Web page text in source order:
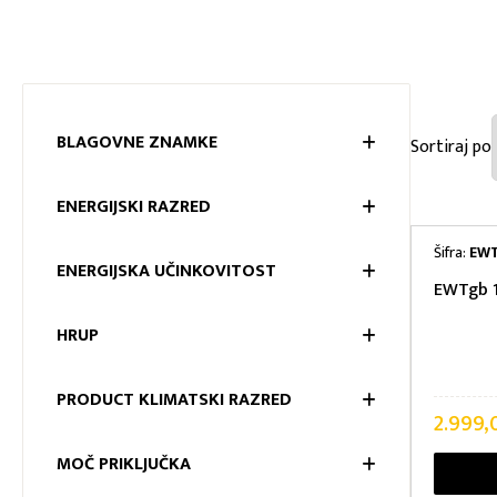
BLAGOVNE ZNAMKE
ENERGIJSKI RAZRED
ENERGIJSKA UČINKOVITOST
HRUP
PRODUCT KLIMATSKI RAZRED
MOČ PRIKLJUČKA
Šifra:
EWTgb